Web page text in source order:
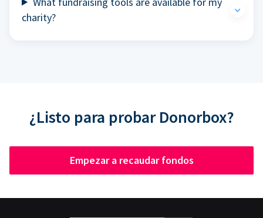
charity?
¿Listo para probar Donorbox?
Empezar a recaudar fondos